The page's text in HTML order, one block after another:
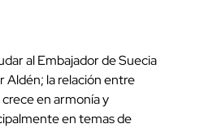
al Embajador de Suecia
Aldén; la relación entre
en armonía y
en temas de